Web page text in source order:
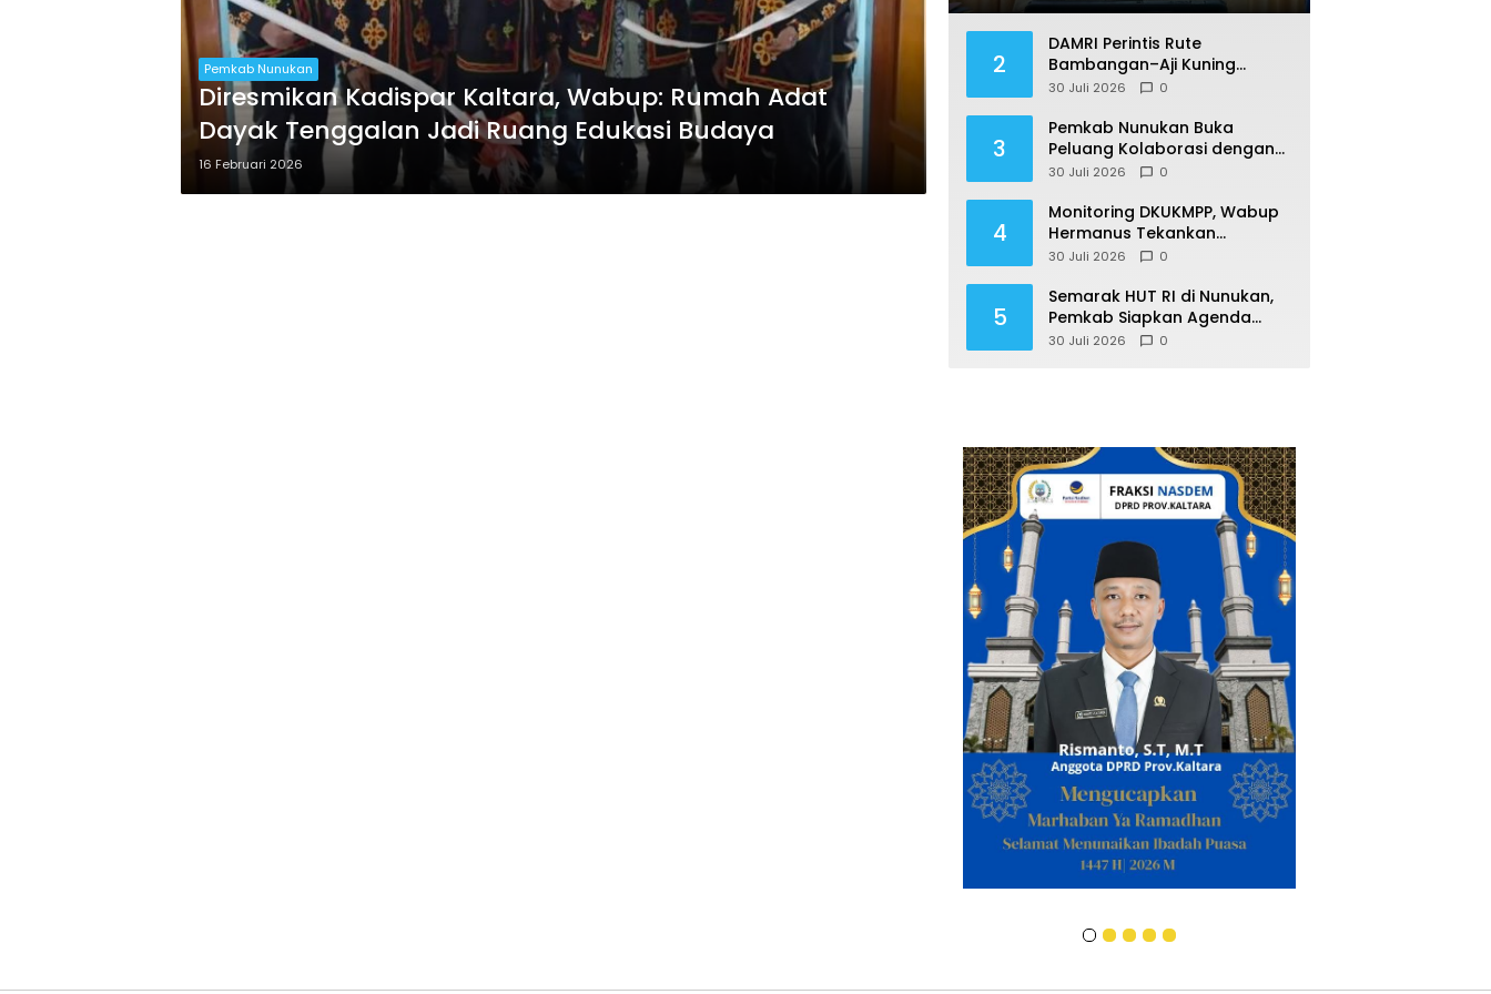
Pemkab Nunukan
Diresmikan Kadispar Kaltara, Wabup: Rumah Adat
Dayak Tenggalan Jadi Ruang Edukasi Budaya
16 Februari 2026
2
DAMRI Perintis Rute
Bambangan–Aji Kuning
Kembali Diusulkan,
2027
30 Juli 2026 0
3
Pemkab Nunukan Buka
Peluang Kolaborasi dengan
UMS, Fokus pada Penguatan
30 Juli 2026 0
4
Monitoring DKUKMPP, Wabup
Hermanus Tekankan
Pelayanan Prima dan
30 Juli 2026 0
5
Semarak HUT RI di Nunukan,
Pemkab Siapkan Agenda
Sepanjang Agustusan
30 Juli 2026 0